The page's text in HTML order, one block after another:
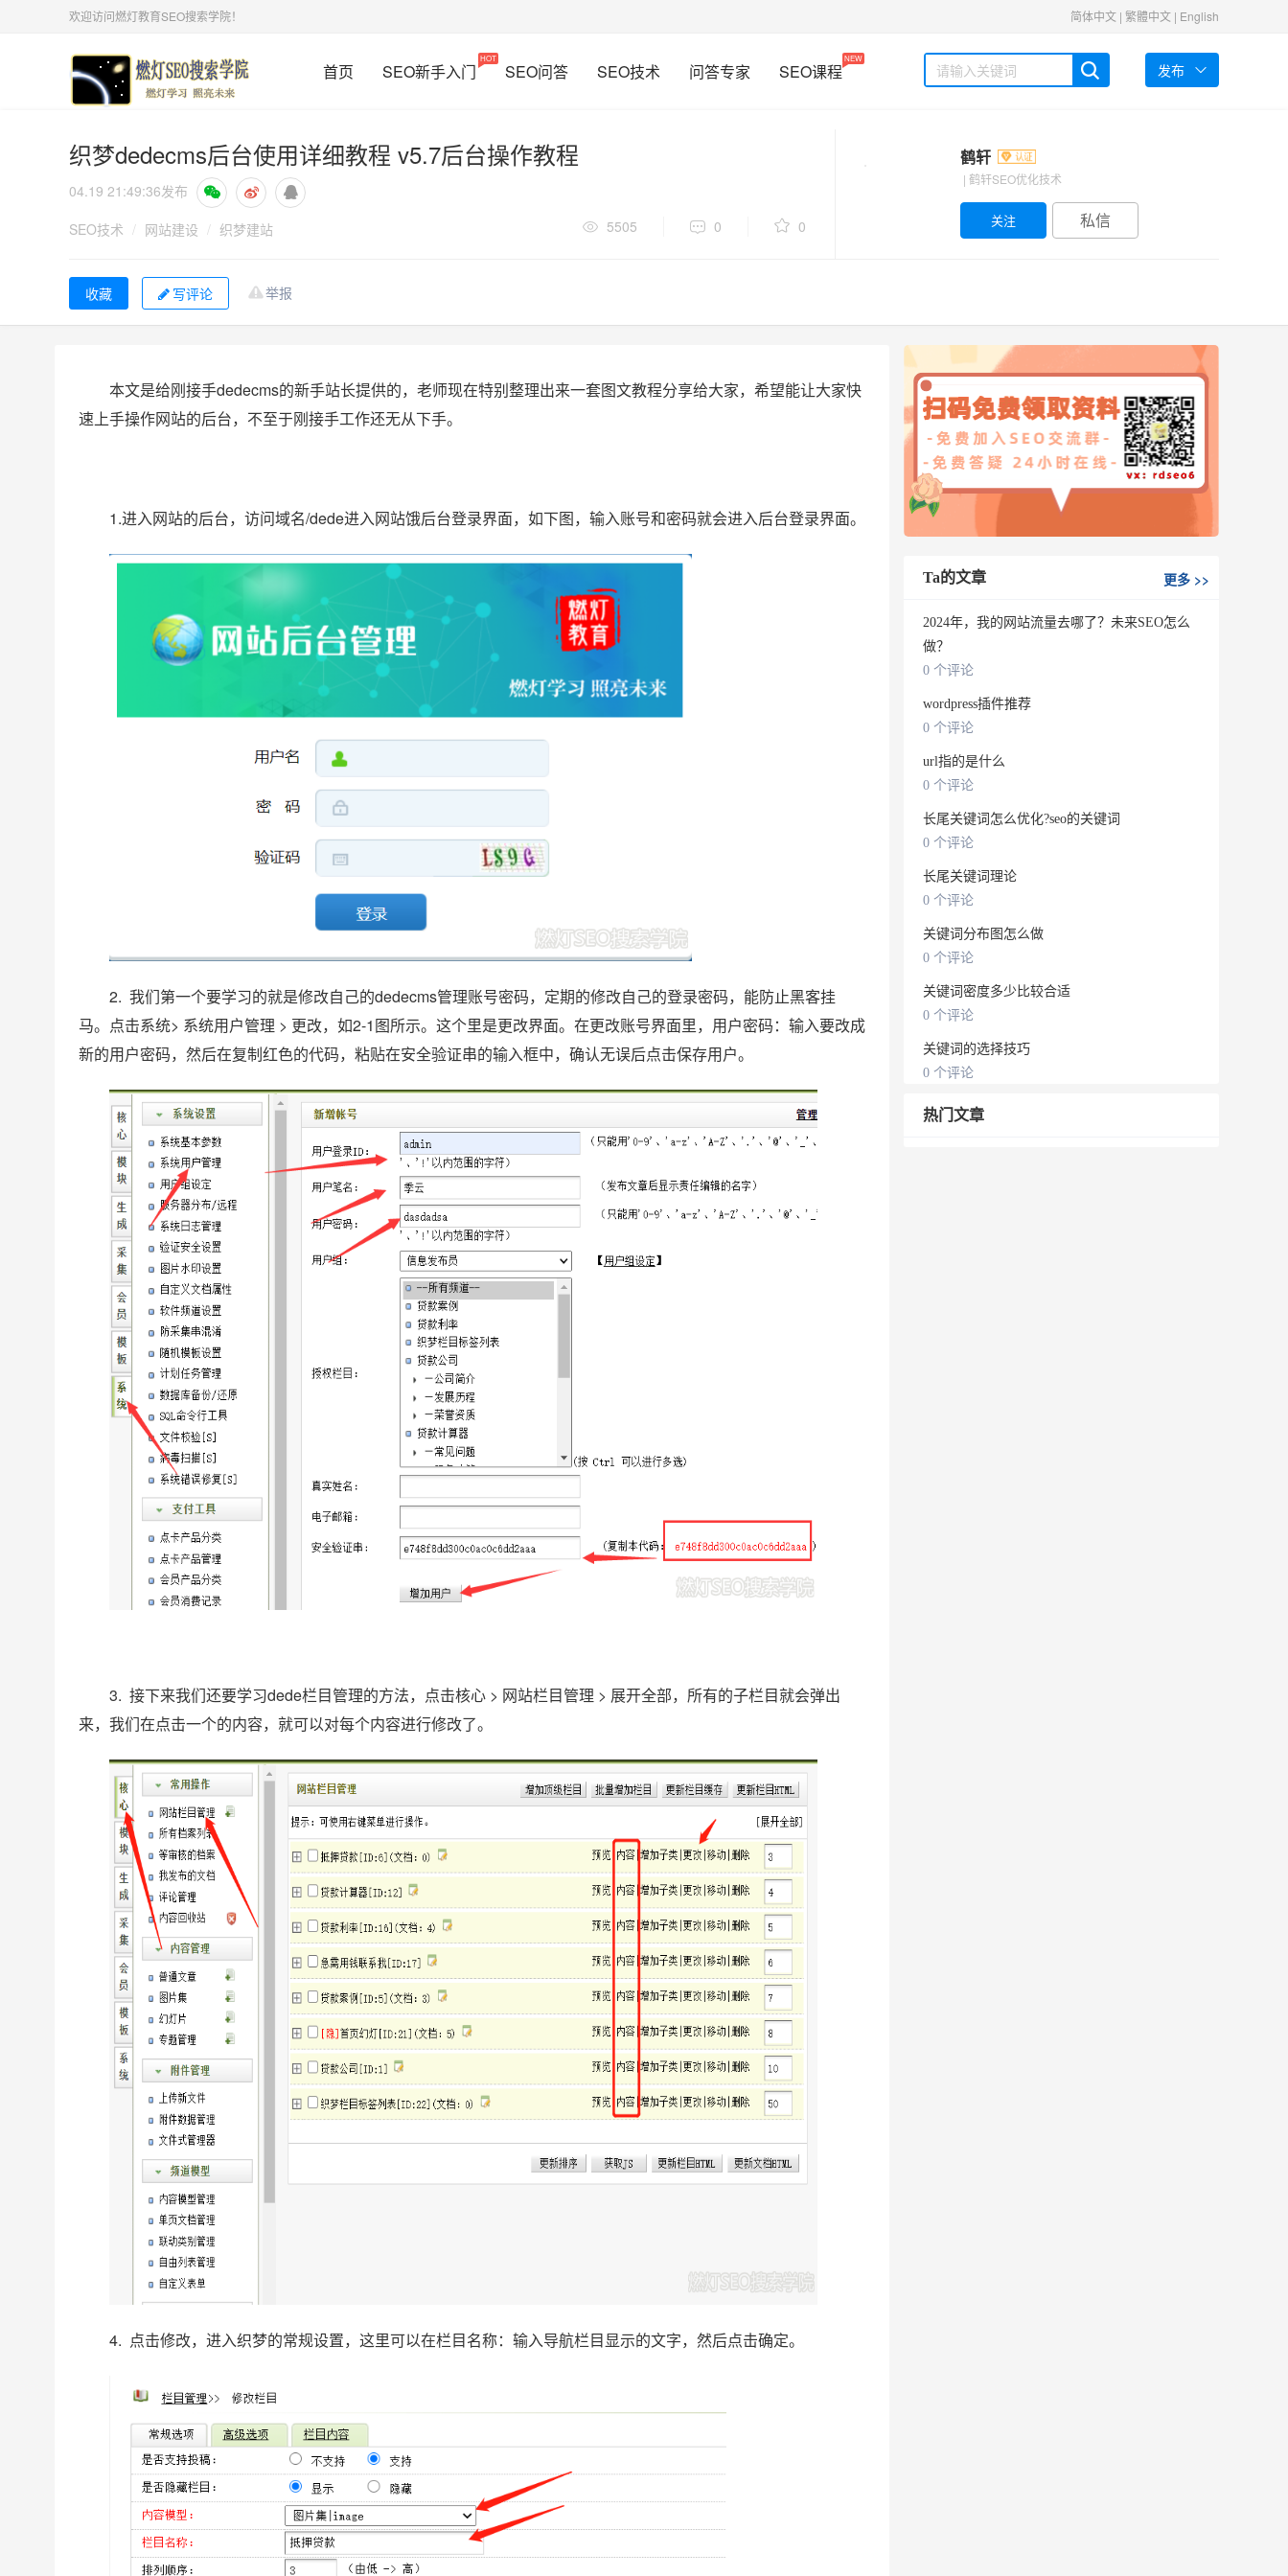
欢迎访问燃灯教育SEO搜索学院！ 简体中文 | 繁體中文 | English
首页 SEO新手入门
HOT
SEO问答 SEO技术 问答专家 SEO课程
NEW
发布
织梦dedecms后台使用详细教程 v5.7后台操作教程
04.19 21:49:36发布
SEO技术 / 网站建设 / 织梦建站 5505 0 0
鹤轩
| 鹤轩SEO优化技术
私信
举报
写评论
本文是给刚接手dedecms的新手站长提供的，老师现在特别整理出来一套图文教程分享给大家，希望能让大家快
速上手操作网站的后台，不至于刚接手工作还无从下手。
1.进入网站的后台，访问域名/dede进入网站饿后台登录界面，如下图，输入账号和密码就会进入后台登录界面。
2. 我们第一个要学习的就是修改自己的dedecms管理账号密码，定期的修改自己的登录密码，能防止黑客挂
马。点击系统> 系统用户管理 > 更改，如2-1图所示。这个里是更改界面。在更改账号界面里，用户密码：输入要改成
新的用户密码，然后在复制红色的代码，粘贴在安全验证串的输入框中，确认无误后点击保存用户。
3. 接下来我们还要学习dede栏目管理的方法，点击核心 > 网站栏目管理 > 展开全部，所有的子栏目就会弹出
来，我们在点击一个的内容，就可以对每个内容进行修改了。
4. 点击修改，进入织梦的常规设置，这里可以在栏目名称：输入导航栏目显示的文字，然后点击确定。
Ta的文章 更多>>
2024年，我的网站流量去哪了？未来SEO怎么
做？
0 个评论
wordpress插件推荐
0 个评论
url指的是什么
0 个评论
长尾关键词怎么优化?seo的关键词
0 个评论
长尾关键词理论
0 个评论
关键词分布图怎么做
0 个评论
关键词密度多少比较合适
0 个评论
关键词的选择技巧
0 个评论
热门文章